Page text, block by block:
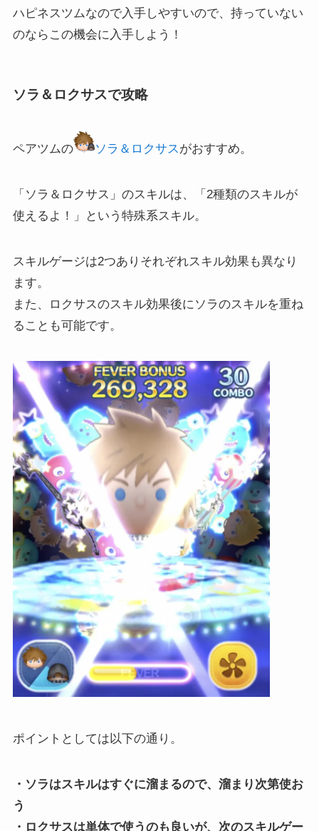
ハピネスツムなので入手しやすいので、持っていない
のならこの機会に入手しよう！
ソラ＆ロクサスで攻略
ペアツムの ソラ＆ロクサスがおすすめ。
「ソラ＆ロクサス」のスキルは、「2種類のスキルが
使えるよ！」という特殊系スキル。
スキルゲージは2つありそれぞれスキル効果も異なり
ます。
また、ロクサスのスキル効果後にソラのスキルを重ね
ることも可能です。
ポイントとしては以下の通り。
・ソラはスキルはすぐに溜まるので、溜まり次第使お
う
・ロクサスは単体で使うのも良いが、次のスキルゲー